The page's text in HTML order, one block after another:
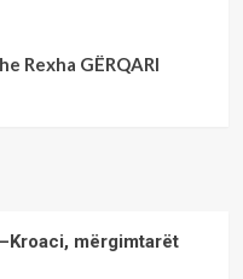
Rexha GËRQARI
mërgimtarët